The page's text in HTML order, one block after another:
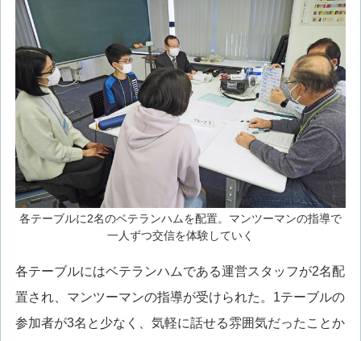
各テーブルに2名のベテランハムを配置。マンツーマンの指導で
一人ずつ交信を体験していく
各テーブルにはベテランハムである運営スタッフが2名配
置され、マンツーマンの指導が受けられた。1テーブルの
参加者が3名と少なく、気軽に話せる雰囲気だったことか